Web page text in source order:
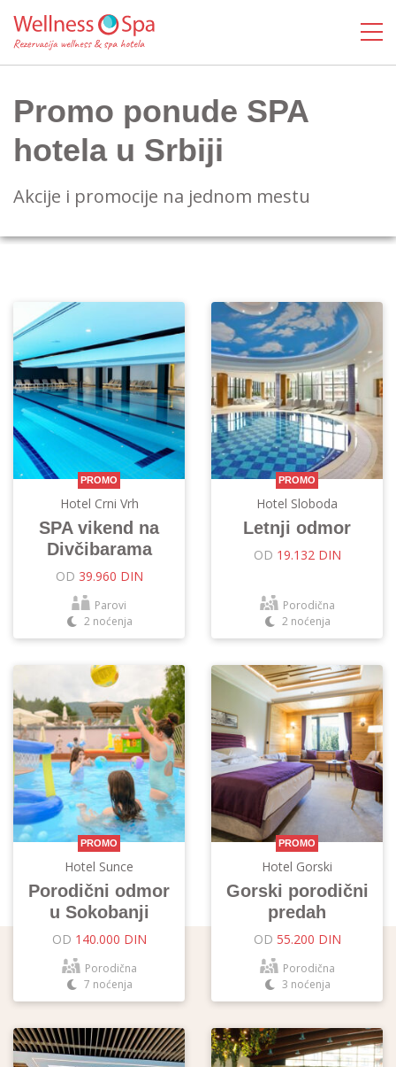
Promo ponude SPA
hotela u Srbiji
Akcije i promocije na jednom mestu
PROMO
Hotel Crni Vrh
SPA vikend na
Divčibarama
OD 39.960 DIN
Parovi
2 noćenja
PROMO
Hotel Sloboda
Letnji odmor
OD 19.132 DIN
Porodična
2 noćenja
PROMO
Hotel Sunce
Porodični odmor
u Sokobanji
OD 140.000 DIN
Porodična
7 noćenja
PROMO
Hotel Gorski
Gorski porodični
predah
OD 55.200 DIN
Porodična
3 noćenja